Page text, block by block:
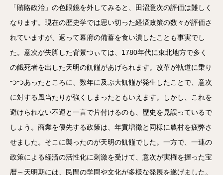
「賄賂政治」の色眼鏡を外してみると、田沼意次の評価は難しく
なります。現在の歴史学では思い切った経済政策の数々が評価さ
れていますが、返って幕府の備蓄を食い潰したことも事実でし
た。意次が失脚した背景つぃては、1780年代に東北地方で多く
の餓死者を出した天明の飢饉があげられます。改革が軌道に乗り
つつあったところに、数年に及ぶ大飢饉が発生したことで、意次
に対する風当たりが強くしまったともいえます。しかし、これを
避けられない不運と一言で片付けるのも、歴史を見誤っているで
しょう。商業を優先する政策は、年貢増徴と同様に農村を疲弊さ
せました。そこに襲ったのが天明の飢饉でした。一方で、一連の
政策による経済の活性化に刺激を受けて、意次が実権を握った宝
暦～天明期には、民間の学問や文化が多様な発展を遂げました。